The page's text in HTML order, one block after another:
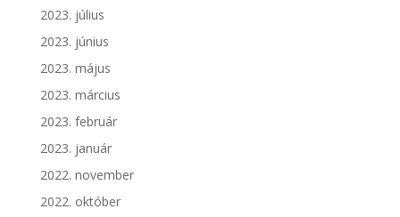
2023. július
2023. június
2023. május
2023. március
2023. február
2023. január
2022. november
2022. október